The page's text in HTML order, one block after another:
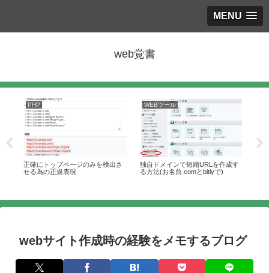
MENU
web覚書
PHP
正確にトップページのみを検出さ
せる為の正規表現
WEBツール
独自ドメインで短縮URLを作成す
る方法(お名前.comとbitlyで)
webサイト作成時の経験をメモするブログ